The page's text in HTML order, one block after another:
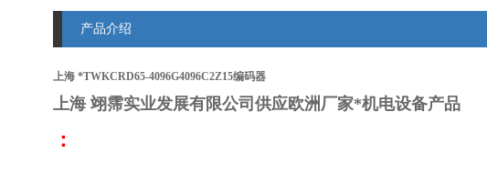
产品介绍
上海 *TWKCRD65-4096G4096C2Z15编码器
上海 翊霈实业发展有限公司供应欧洲厂家*机电设备产品
：